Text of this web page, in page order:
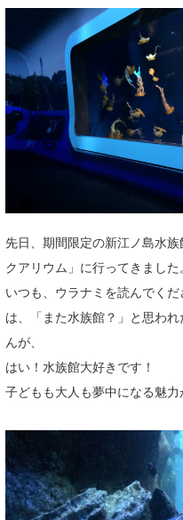
今月のプレゼント
先日、期間限定の新江ノ島水
クアリウム」に行ってきました。
いつも、ウラナミを読んでく
は、「また水族館？」と思わ
んが、
はい！水族館大好きです！
子どもも大人も夢中になる魅力
湘南
千葉北
伊豆
千葉南
四国
沖縄
お知らせ
その他
ルール＆How to
VOTE!
ライター/寄稿メディア
Core Surf Japan
Naoya Kimoto
mitsuteru Kamio
メディア
SURFMEDIA
波伝説アンバサダー/プロラ